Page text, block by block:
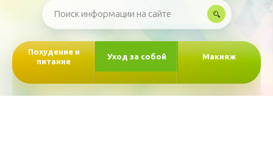
Похудение и
питание
Уход за собой Макияж